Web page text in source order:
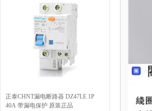
正泰CHNT漏电断路器 DZ47LE 1P
40A 带漏电保护 原装正品